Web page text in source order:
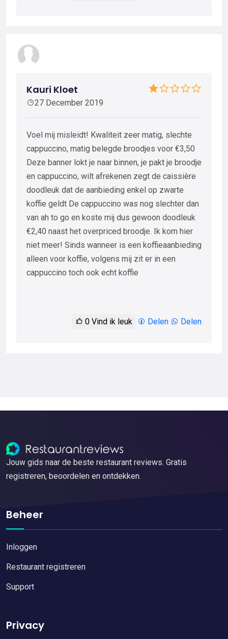
Kauri Kloet
27 December 2019
Voel mij misleidt! Kwaliteit zeer matig, slechte
cappuccino, matig belegde broodjes voor €3,50
Deze banner lokt je naar binnen, je pakt je broodje
en cappuccino, wilt afrekenen zegt de caissière
doodleuk dat de aanbieding enkel op zwarte
koffie geldt De cappuccino was nog slechter dan
van ah to go en koste mij dus gewoon doodleuk
€2,40 naast het overpriced broodje. Ik kom hier
niet meer! Sinds wanneer is een koffieaanbieding
alleen voor koffie, volgens mij zit er in een
cappuccino toch ook echt koffie
0 Vind ik leuk Delen Delen
Jouw gids naar de beste restaurant reviews. Gratis
registreren, beoordelen en ontdekken.
Beheer
Inloggen
Restaurant registreren
Support
Privacy